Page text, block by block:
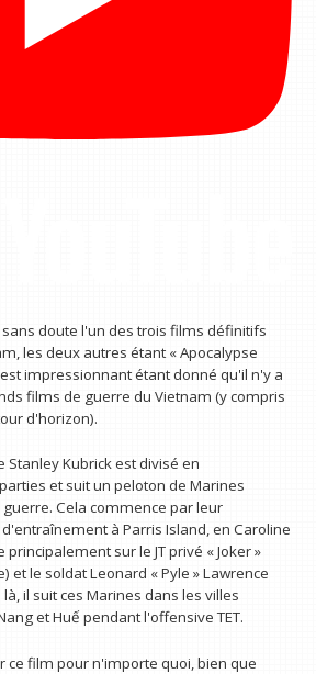
sans doute l'un des trois films définitifs
les deux autres étant « Apocalypse
impressionnant étant donné qu'il n'y a
films de guerre du Vietnam (y compris
d'horizon).
Kubrick est divisé en
et suit un peloton de Marines
Cela commence par leur
à Parris Island, en Caroline
principalement sur le JT privé « Joker »
et le soldat Leonard « Pyle » Lawrence
il suit ces Marines dans les villes
et Huế pendant l'offensive TET.
ce film pour n'importe quoi, bien que